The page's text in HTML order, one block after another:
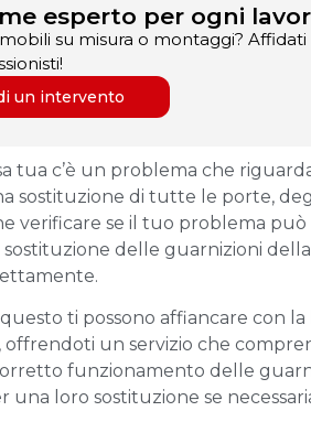
esperto per ogni
su misura o montaggi? Affidati
un intervento
tua c’è un problema che
sostituzione di tutte le porte,
verificare se il tuo problema può
delle guarnizioni
ti possono affiancare con la
un servizio che
funzionamento delle
una loro sostituzione se